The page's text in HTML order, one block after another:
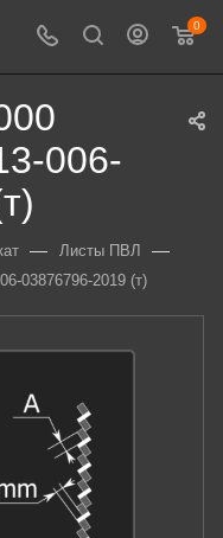
0
006-
— Листы ПВЛ —
03876796-2019 (т)